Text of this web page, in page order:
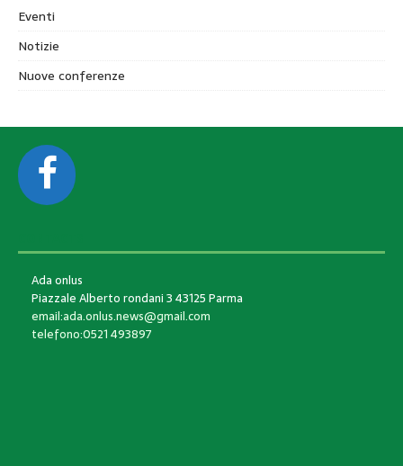
Eventi
Notizie
Nuove conferenze
Ada onlus
Piazzale Alberto rondani 3 43125 Parma
email:ada.onlus.news@gmail.com
telefono:0521 493897